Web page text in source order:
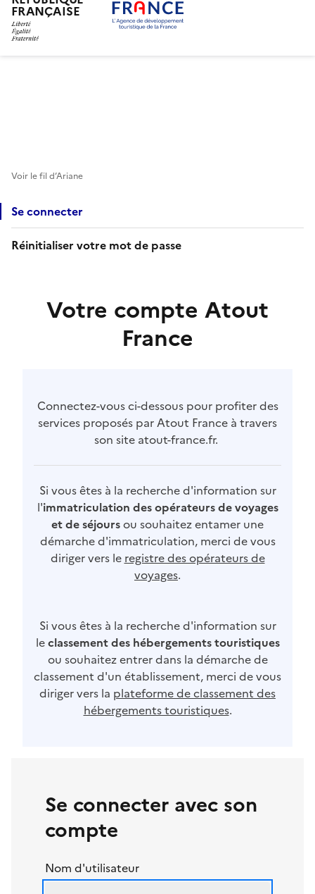
FRANÇAISE
Voir le fil d’Ariane
Se connecter
Réinitialiser votre mot de passe
Votre compte Atout
France
Connectez-vous ci-dessous pour profiter des
services proposés par Atout France à travers
son site atout-france.fr.
Si vous êtes à la recherche d'information sur
l'immatriculation des opérateurs de voyages
et de séjoursou souhaitez entamer une
démarche d'immatriculation, merci de vous
diriger vers le registre des opérateurs de
voyages.
Si vous êtes à la recherche d'information sur
leclassement des hébergements touristiques
ou souhaitez entrer dans la démarche de
classement d'un établissement, merci de vous
diriger vers la plateforme de classement des
hébergements touristiques.
Se connecter avec son
compte
Nom d'utilisateur